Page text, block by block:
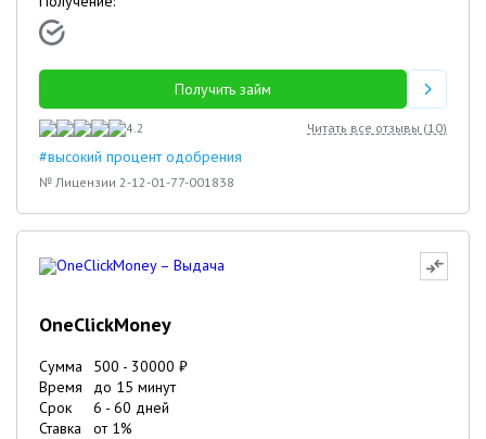
Получить займ
4.2 Читать все отзывы (10)
#высокий процент одобрения
№ Лицензии 2-12-01-77-001838
OneClickMoney
Сумма 500 - 30000 ₽
Время
до 15 минут
Срок
6 - 60 дней
Ставка
от 1%